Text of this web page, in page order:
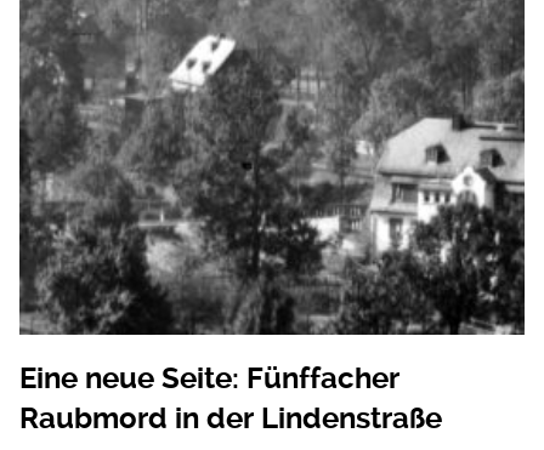
Eine neue Seite: Fünffacher
Raubmord in der Lindenstraße